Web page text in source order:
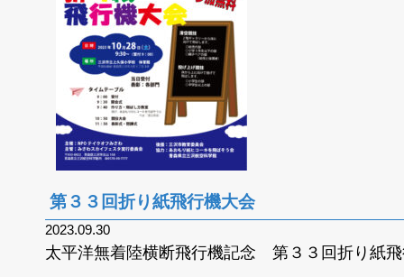
第３３回折り紙飛行機大会
2023.09.30
太平洋無着陸横断飛行機記念 第３３回折り紙